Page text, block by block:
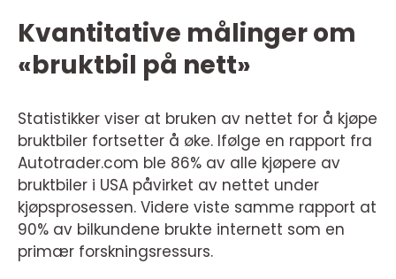
Kvantitative målinger om
«bruktbil på nett»
Statistikker viser at bruken av nettet for å kjøpe
bruktbiler fortsetter å øke. Ifølge en rapport fra
Autotrader.com ble 86% av alle kjøpere av
bruktbiler i USA påvirket av nettet under
kjøpsprosessen. Videre viste samme rapport at
90% av bilkundene brukte internett som en
primær forskningsressurs.